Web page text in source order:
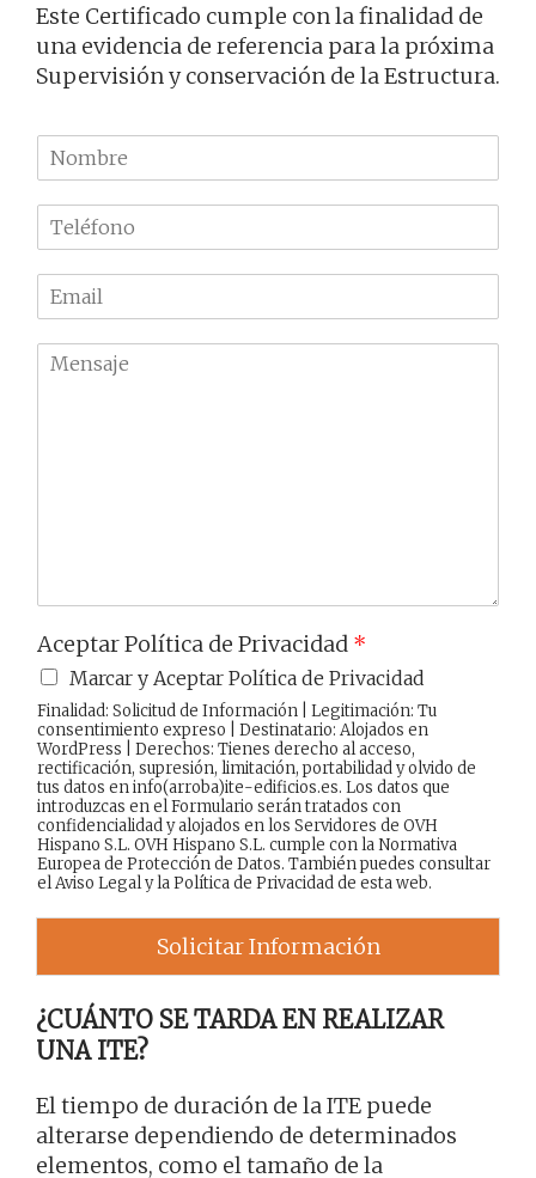
Este Certificado cumple con la finalidad de
una evidencia de referencia para la próxima
Supervisión y conservación de la Estructura.
N
o
m
r
e
l
f
m
a
M
Aceptar Política de Privacidad *
Marcar y Aceptar Política de Privacidad
Finalidad: Solicitud de Información | Legitimación: Tu
consentimiento expreso | Destinatario: Alojados en
WordPress | Derechos: Tienes derecho al acceso,
rectificación, supresión, limitación, portabilidad y olvido de
tus datos en info(arroba)ite-edificios.es. Los datos que
introduzcas en el Formulario serán tratados con
confidencialidad y alojados en los Servidores de OVH
Hispano S.L. OVH Hispano S.L. cumple con la Normativa
Europea de Protección de Datos. También puedes consultar
elAviso Legaly laPolítica de Privacidadde esta web.
Solicitar Información
¿CUÁNTO SE TARDA EN REALIZAR
UNA ITE?
El tiempo de duración de la ITE puede
alterarse dependiendo de determinados
elementos, como el tamaño de la